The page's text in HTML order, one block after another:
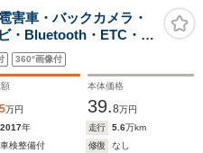
車・バックカメラ・
・Bluetooth・ETC・
シュスタート・ベンチ
360°画像付
5万円
本体価格
39.8万円
2017年 走行 5.6万km
車検整備付 修復
なし